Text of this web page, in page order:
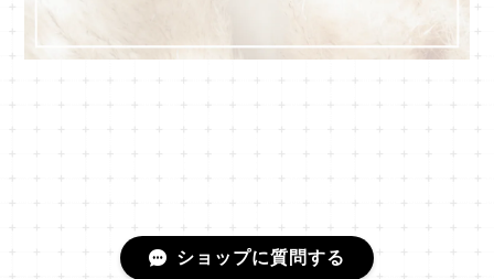
ショップに質問する